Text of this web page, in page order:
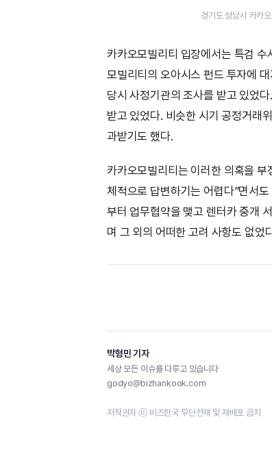
경기도 성남시 카카
카카오모빌리티 입장에서는 특검
모빌리티의 오아시스 펀드 투자에
당시 사정기관의 조사를 받고 있었
받고 있었다. 비슷한 시기 공정거래
과받기도 했다.
카카오모빌리티는 이러한 의혹을
체적으로 답변하기는 어렵다”면서
부터 업무협약을 맺고 렌터카 중개
며 그 외의 어떠한 고려 사항도 없었
박형민 기자
세상 모든 이슈를 다루고 있습니다
godyo@bizhankook.com
저작권자 ⓒ 비즈한국 무단전재 및 재배포 금지